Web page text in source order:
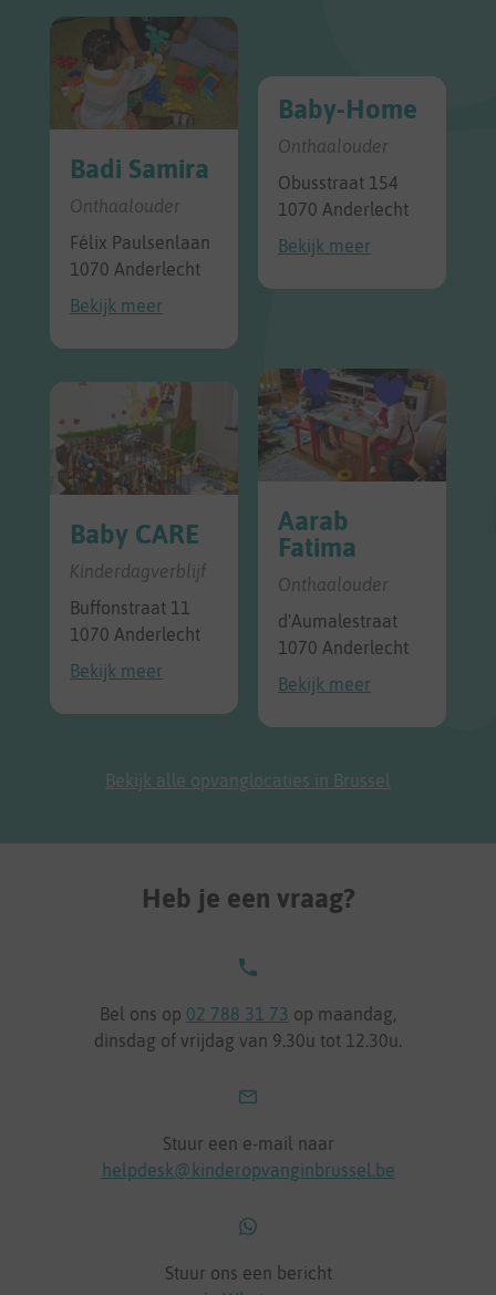
Badi Samira
Onthaalouder
Félix Paulsenlaan
1070 Anderlecht
Bekijk meer
Baby-Home
Onthaalouder
Obusstraat 154
1070 Anderlecht
Bekijk meer
Baby CARE
Kinderdagverblijf
Buffonstraat 11
1070 Anderlecht
Bekijk meer
Aarab
Fatima
Onthaalouder
d'Aumalestraat
1070 Anderlecht
Bekijk meer
Bekijk alle opvanglocaties in Brussel
Heb je een vraag?
Bel ons op 02 788 31 73 op maandag,
dinsdag of vrijdag van 9.30u tot 12.30u.
Stuur een e-mail naar
helpdesk@kinderopvanginbrussel.be
Stuur ons een bericht